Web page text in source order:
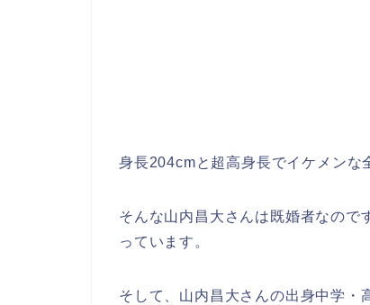
身長204cmと超高身長でイケメンな
そんな山内昌大さんは既婚者なので
っています。
そして、山内昌大さんの出身中学・